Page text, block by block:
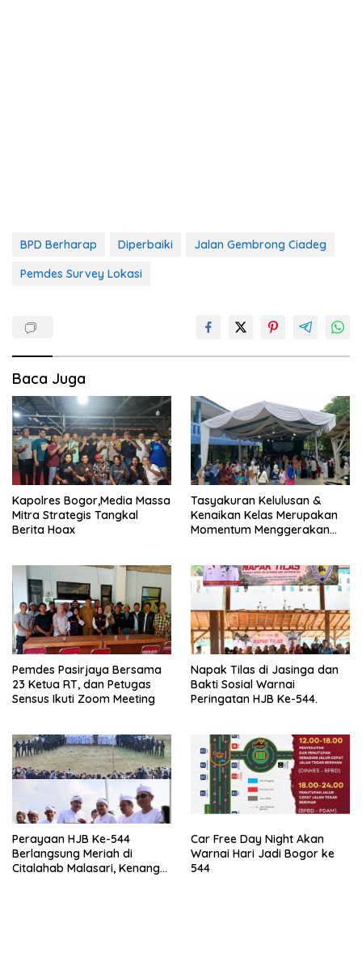
BPD Berharap Diperbaiki
Jalan Gembrong Ciadeg
Pemdes Survey Lokasi
Baca Juga
Kapolres Bogor,Media Massa
Mitra Strategis Tangkal
Berita Hoax
Tasyakuran Kelulusan &
Kenaikan Kelas Merupakan
Momentum Menggerakan
Pemdes Pasirjaya Bersama
23 Ketua RT, dan Petugas
Sensus Ikuti Zoom Meeting
Napak Tilas di Jasinga dan
Bakti Sosial Warnai
Peringatan HJB Ke-544.
Perayaan HJB Ke-544
Berlangsung Meriah di
Citalahab Malasari, Kenang
Car Free Day Night Akan
Warnai Hari Jadi Bogor ke
544